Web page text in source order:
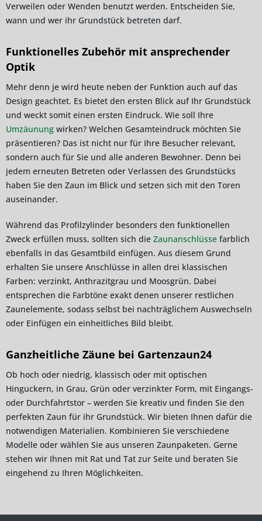
Verweilen oder Wenden benutzt werden. Entscheiden Sie,
wann und wer ihr Grundstück betreten darf.
Funktionelles Zubehör mit ansprechender
Optik
Mehr denn je wird heute neben der Funktion auch auf das
Design geachtet. Es bietet den ersten Blick auf Ihr Grundstück
und weckt somit einen ersten Eindruck. Wie soll Ihre
Umzäunung wirken? Welchen Gesamteindruck möchten Sie
präsentieren? Das ist nicht nur für Ihre Besucher relevant,
sondern auch für Sie und alle anderen Bewohner. Denn bei
jedem erneuten Betreten oder Verlassen des Grundstücks
haben Sie den Zaun im Blick und setzen sich mit den Toren
auseinander.
Während das Profilzylinder besonders den funktionellen
Zweck erfüllen muss, sollten sich die Zaunanschlüsse farblich
ebenfalls in das Gesamtbild einfügen. Aus diesem Grund
erhalten Sie unsere Anschlüsse in allen drei klassischen
Farben: verzinkt, Anthrazitgrau und Moosgrün. Dabei
entsprechen die Farbtöne exakt denen unserer restlichen
Zaunelemente, sodass selbst bei nachträglichem Auswechseln
oder Einfügen ein einheitliches Bild bleibt.
Ganzheitliche Zäune bei Gartenzaun24
Ob hoch oder niedrig, klassisch oder mit optischen
Hinguckern, in Grau, Grün oder verzinkter Form, mit Eingangs-
oder Durchfahrtstor – werden Sie kreativ und finden Sie den
perfekten Zaun für ihr Grundstück. Wir bieten Ihnen dafür die
notwendigen Materialien. Kombinieren Sie verschiedene
Modelle oder wählen Sie aus unseren Zaunpaketen. Gerne
stehen wir Ihnen mit Rat und Tat zur Seite und beraten Sie
eingehend zu Ihren Möglichkeiten.